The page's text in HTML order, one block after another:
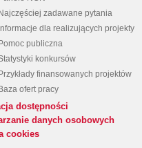
Najczęściej zadawane pytania
Informacje dla realizujących projekty
Pomoc publiczna
konkursów
Przykłady finansowanych projektów
Baza ofert pracy
dostępności
danych osobowych
cookies